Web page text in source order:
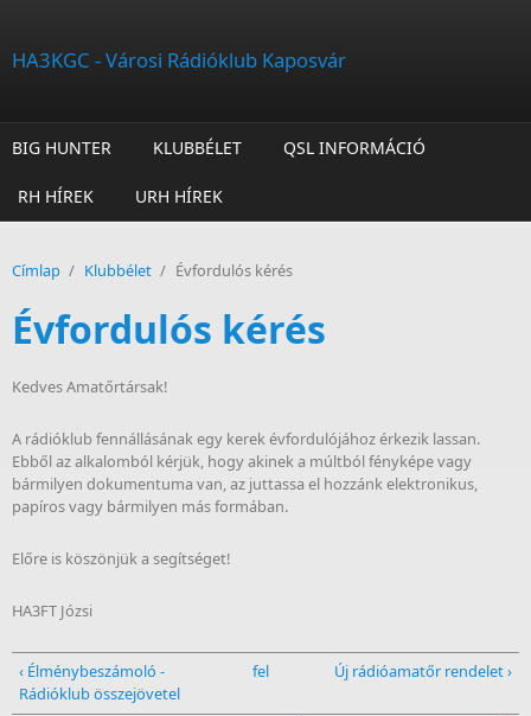
HA3KGC - Városi Rádióklub Kaposvár
BIG HUNTER KLUBBÉLET QSL INFORMÁCIÓ
RH HÍREK URH HÍREK
Címlap / Klubbélet / Évfordulós kérés
Évfordulós kérés
Kedves Amatőrtársak!
A rádióklub fennállásának egy kerek évfordulójához érkezik lassan.
Ebből az alkalomból kérjük, hogy akinek a múltból fényképe vagy
bármilyen dokumentuma van, az juttassa el hozzánk elektronikus,
papíros vagy bármilyen más formában.
Előre is köszönjük a segítséget!
HA3FT Józsi
‹ Élménybeszámoló -
Rádióklub összejövetel
fel Új rádióamatőr rendelet ›